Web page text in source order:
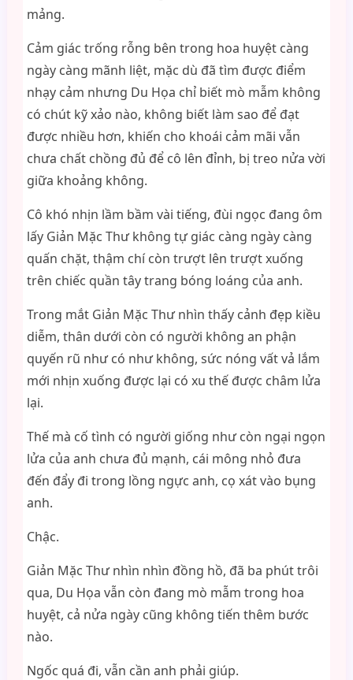
mảng.
Cảm giác trống rỗng bên trong hoa huyệt càng
ngày càng mãnh liệt, mặc dù đã tìm được điểm
nhạy cảm nhưng Du Họa chỉ biết mò mẫm không
có chút kỹ xảo nào, không biết làm sao để đạt
được nhiều hơn, khiến cho khoái cảm mãi vẫn
chưa chất chồng đủ để cô lên đỉnh, bị treo nửa vời
giữa khoảng không.
Cô khó nhịn lầm bầm vài tiếng, đùi ngọc đang ôm
lấy Giản Mặc Thư không tự giác càng ngày càng
quấn chặt, thậm chí còn trượt lên trượt xuống
trên chiếc quần tây trang bóng loáng của anh.
Trong mắt Giản Mặc Thư nhìn thấy cảnh đẹp kiều
diễm, thân dưới còn có người không an phận
quyến rũ như có như không, sức nóng vất vả lắm
mới nhịn xuống được lại có xu thế được châm lửa
lại.
Thế mà cố tình có người giống như còn ngại ngọn
lửa của anh chưa đủ mạnh, cái mông nhỏ đưa
đến đẩy đi trong lồng ngực anh, cọ xát vào bụng
anh.
Chậc.
Giản Mặc Thư nhìn nhìn đồng hồ, đã ba phút trôi
qua, Du Họa vẫn còn đang mò mẫm trong hoa
huyệt, cả nửa ngày cũng không tiến thêm bước
nào.
Ngốc quá đi, vẫn cần anh phải giúp.